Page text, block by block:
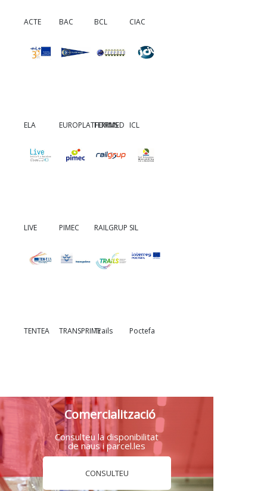
ACTE BAC BCL CIAC
ELA EUROPLATFORMS
FERRMED ICL
LIVE PIMEC RAILGRUP SIL
TENTEA TRANSPRIMETrails Poctefa
Comercialització
Consulteu la disponibilitat
de naus i parcel.les
CONSULTEU